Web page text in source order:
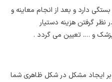
دارد و بعد از انجام معاینه و
نظر گرفتن هزینه دستیار
و …. تعیین می گردد .
ایجاد مشکل در شکل ظاهری شما